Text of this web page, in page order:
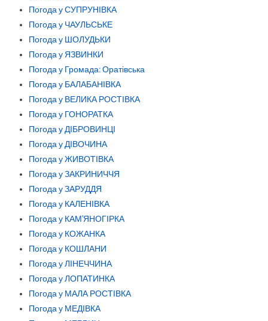
Погода у СУПРУНІВКА
Погода у ЧАУЛЬСЬКЕ
Погода у ШОЛУДЬКИ
Погода у ЯЗВИНКИ
Погода у Громада: Оратівська
Погода у БАЛАБАНІВКА
Погода у ВЕЛИКА РОСТІВКА
Погода у ГОНОРАТКА
Погода у ДІБРОВИНЦІ
Погода у ДІВОЧИНА
Погода у ЖИВОТІВКА
Погода у ЗАКРИНИЧЧЯ
Погода у ЗАРУДДЯ
Погода у КАЛЕНІВКА
Погода у КАМ'ЯНОГІРКА
Погода у КОЖАНКА
Погода у КОШЛАНИ
Погода у ЛІНЕЧЧИНА
Погода у ЛОПАТИНКА
Погода у МАЛА РОСТІВКА
Погода у МЕДІВКА